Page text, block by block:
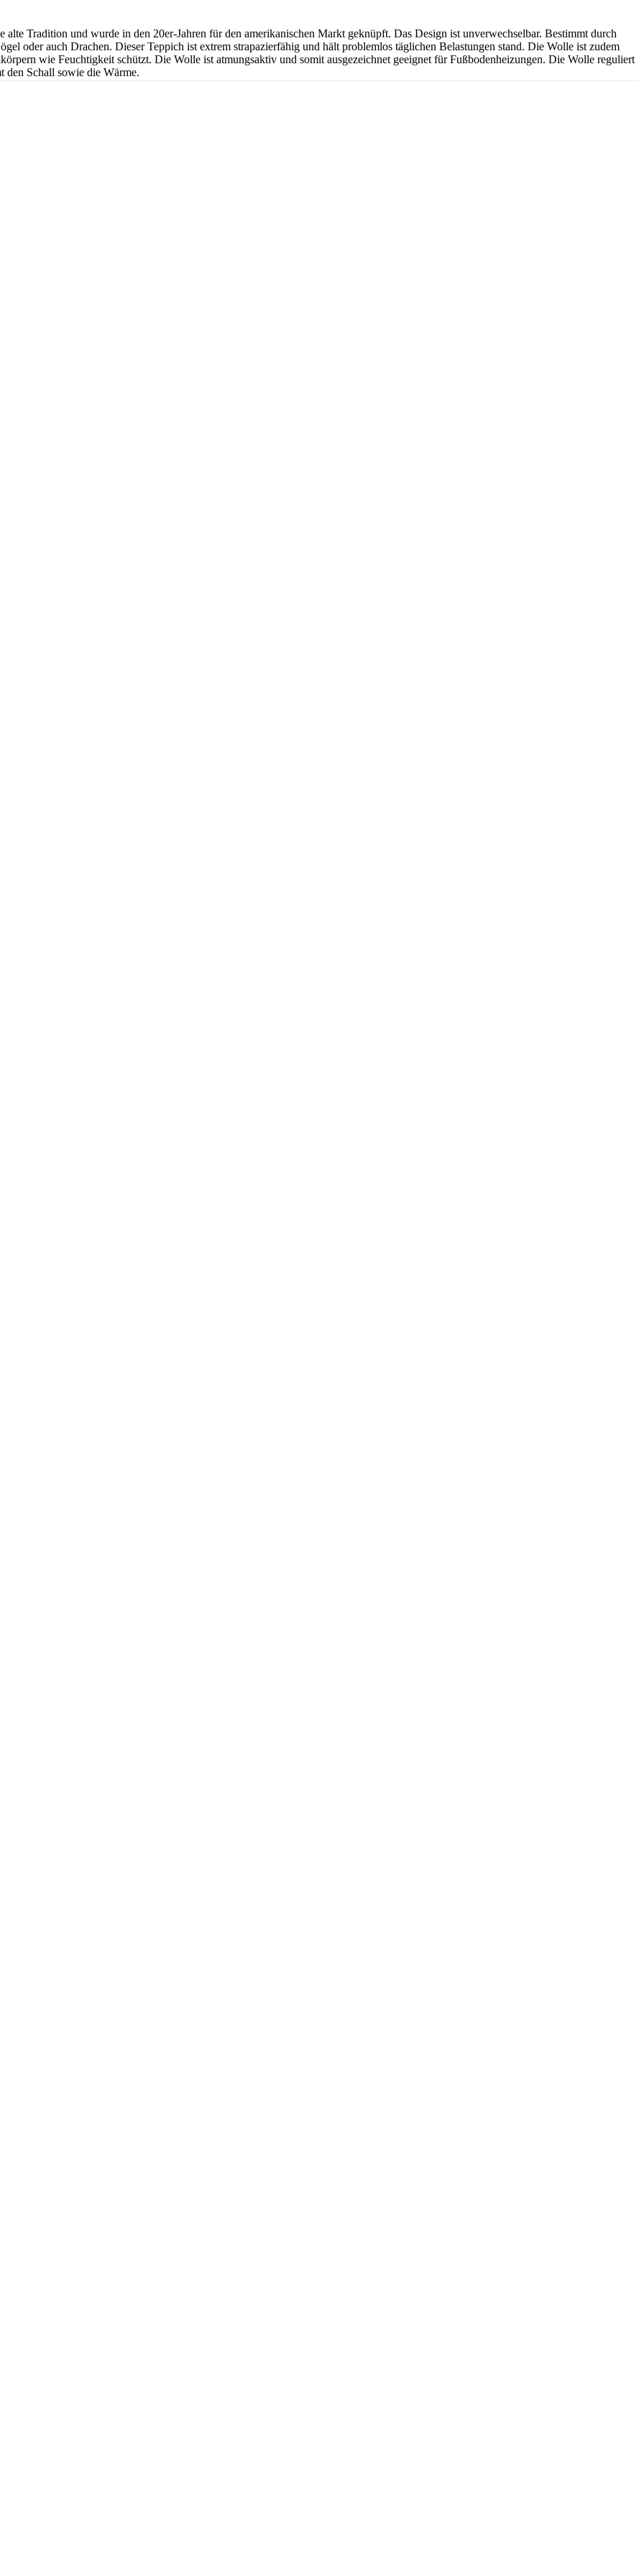
alte Tradition und wurde in den 20er-Jahren für den amerikanischen Markt geknüpft. Das Design ist unverwechselbar. Bestimmt durch
oder auch Drachen. Dieser Teppich ist extrem strapazierfähig und hält problemlos täglichen Belastungen stand. Die Wolle ist zudem
wie Feuchtigkeit schützt. Die Wolle ist atmungsaktiv und somit ausgezeichnet geeignet für Fußbodenheizungen. Die Wolle reguliert
den Schall sowie die Wärme.